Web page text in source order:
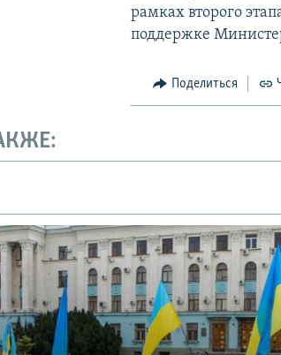
рамках второго
поддержке
Поделиться